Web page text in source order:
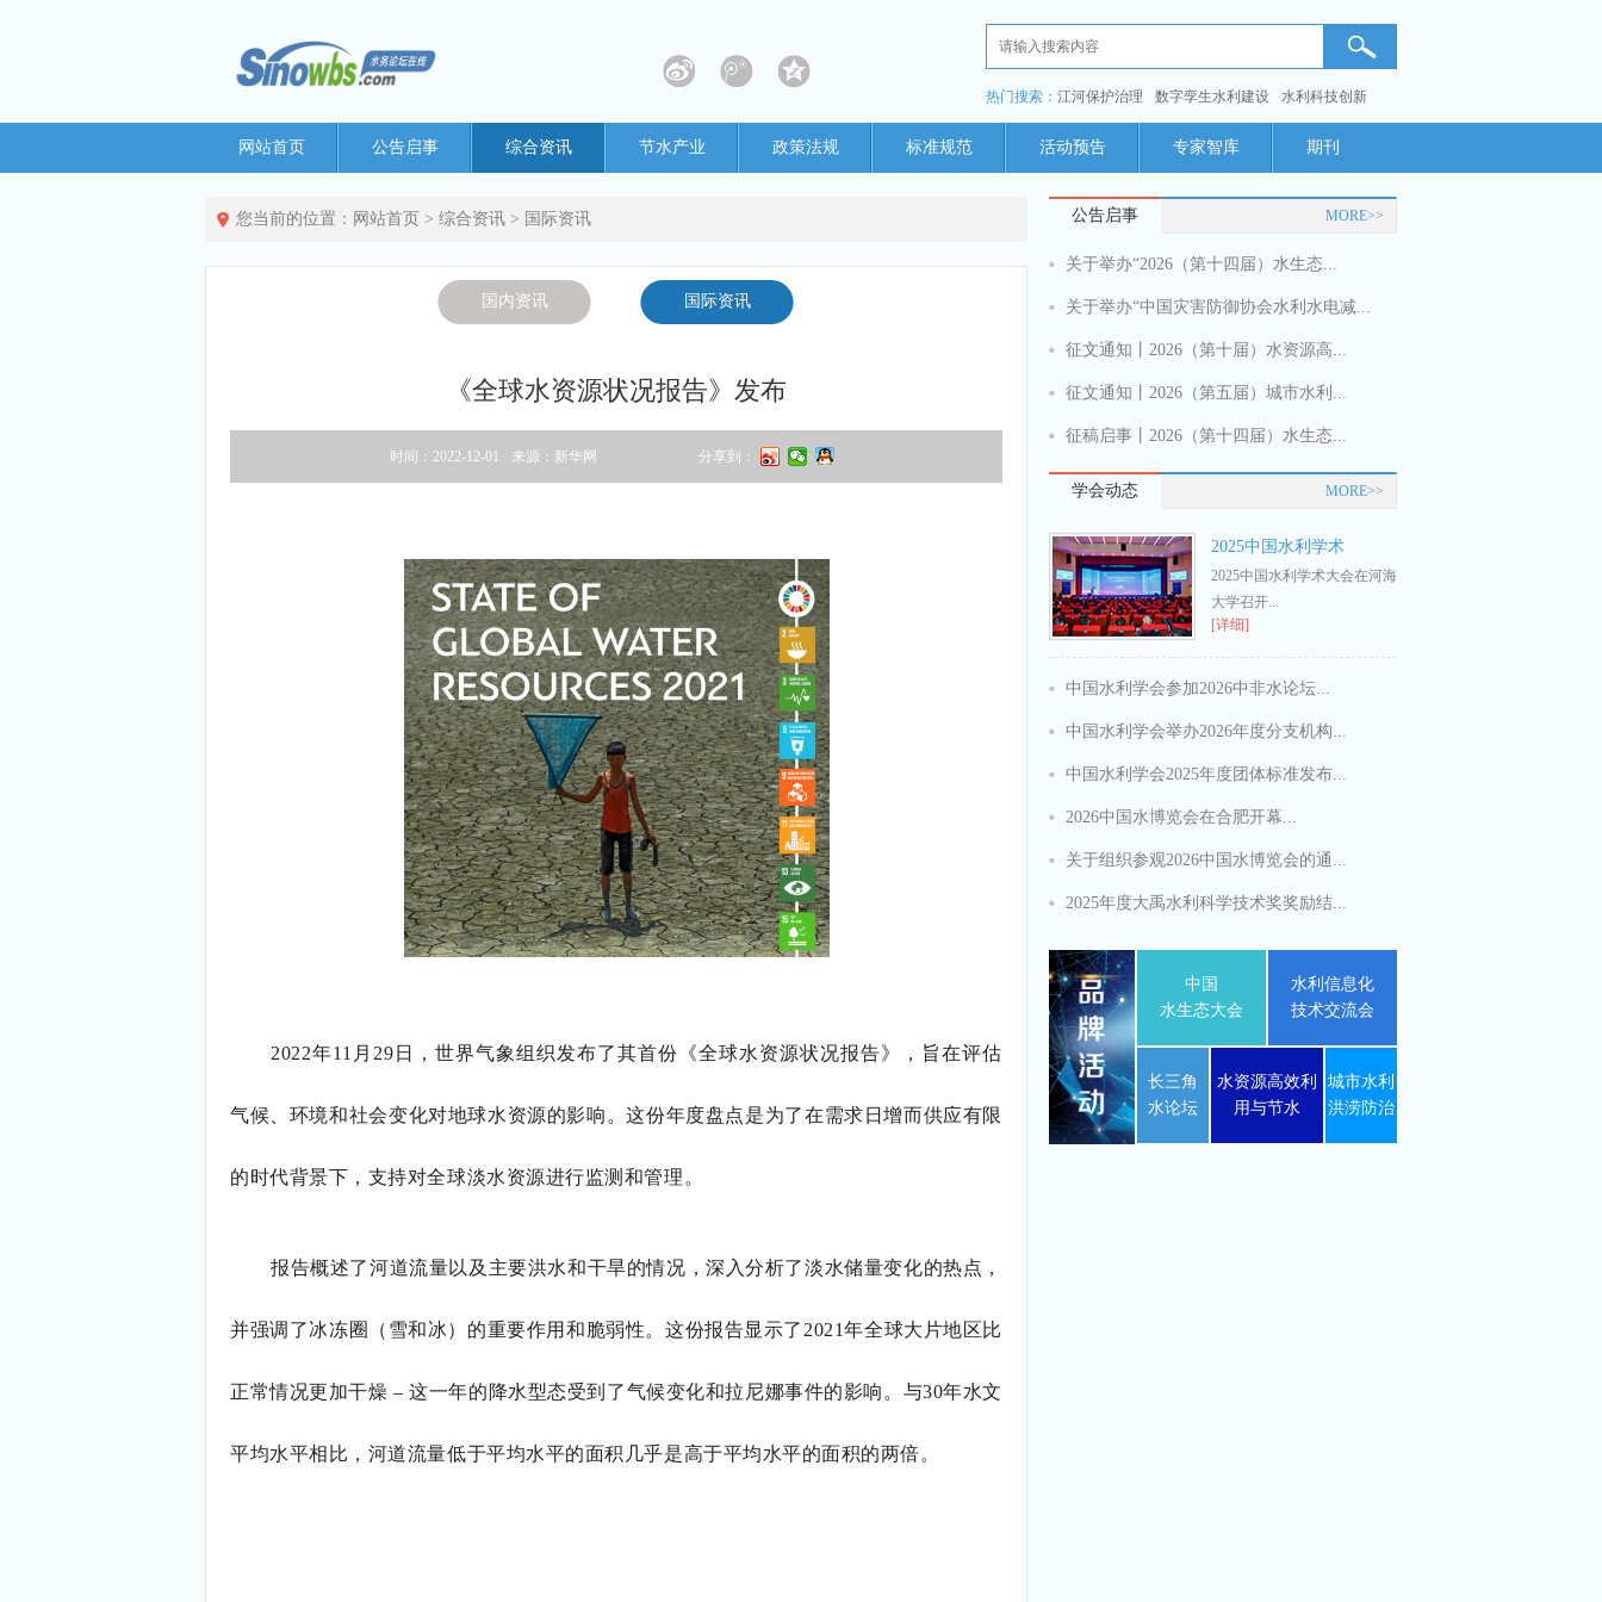
热门搜索： 江河保护治理 数字孪生水利建设 水利科技创新
网站首页 公告启事 综合资讯 节水产业 政策法规 标准规范 活动预告 专家智库 期刊
您当前的位置： 网站首页 > 综合资讯 > 国际资讯
国内资讯 国际资讯
《全球水资源状况报告》发布
时间：2022-12-01 来源：新华网 分享到：
2022年11 月 29 日，世界气象组织发布了其首份《全球水资源状况报告》，旨在评估
气候、环境和社会变化对地球水资源的影响。这份年度盘点是为了在需求日增而供应有限
的时代背景下，支持对全球淡水资源进行监测和管理。
报告概述了河道流量以及主要洪水和干旱的情况，深入分析了淡水储量变化的热点，
并强调了冰冻圈（雪和冰）的重要作用和脆弱性。这份报告显示了 2021年全球大片地区比
正常情况更加干燥–这一年的降水型态受到了气候变化和拉尼娜事件的影响。与30年水文
平均水平相比，河道流量低于平均水平的面积几乎是高于平均水平的面积的两倍。
公告启事 MORE>>
关于举办“2026（第十四届）水生态...
关于举办“中国灾害防御协会水利水电减...
征文通知丨2026（第十届）水资源高...
征文通知丨2026（第五届）城市水利...
征稿启事丨2026（第十四届）水生态...
学会动态 MORE>>
2025中国水利学术
2025中国水利学术大会在河海
大学召开...
[详细]
中国水利学会参加2026中非水论坛...
中国水利学会举办2026年度分支机构...
中国水利学会2025年度团体标准发布...
2026中国水博览会在合肥开幕...
关于组织参观2026中国水博览会的通...
2025年度大禹水利科学技术奖奖励结...
中国
水生态大会
水利信息化
技术交流会
长三角
水论坛
水资源高效利
用与节水
城市水利
洪涝防治